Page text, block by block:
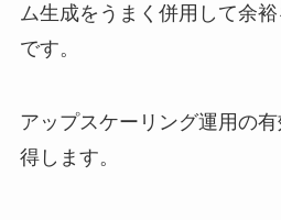
ム生成をうまく併用して余
です。
アップスケーリング運用の
得します。